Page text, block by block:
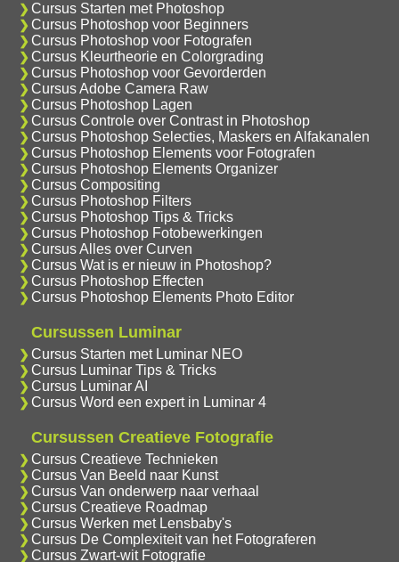
Cursus Starten met Photoshop
Cursus Photoshop voor Beginners
Cursus Photoshop voor Fotografen
Cursus Kleurtheorie en Colorgrading
Cursus Photoshop voor Gevorderden
Cursus Adobe Camera Raw
Cursus Photoshop Lagen
Cursus Controle over Contrast in Photoshop
Cursus Photoshop Selecties, Maskers en Alfakanalen
Cursus Photoshop Elements voor Fotografen
Cursus Photoshop Elements Organizer
Cursus Compositing
Cursus Photoshop Filters
Cursus Photoshop Tips & Tricks
Cursus Photoshop Fotobewerkingen
Cursus Alles over Curven
Cursus Wat is er nieuw in Photoshop?
Cursus Photoshop Effecten
Cursus Photoshop Elements Photo Editor
Cursussen Luminar
Cursus Starten met Luminar NEO
Cursus Luminar Tips & Tricks
Cursus Luminar AI
Cursus Word een expert in Luminar 4
Cursussen Creatieve Fotografie
Cursus Creatieve Technieken
Cursus Van Beeld naar Kunst
Cursus Van onderwerp naar verhaal
Cursus Creatieve Roadmap
Cursus Werken met Lensbaby's
Cursus De Complexiteit van het Fotograferen
Cursus Zwart-wit Fotografie